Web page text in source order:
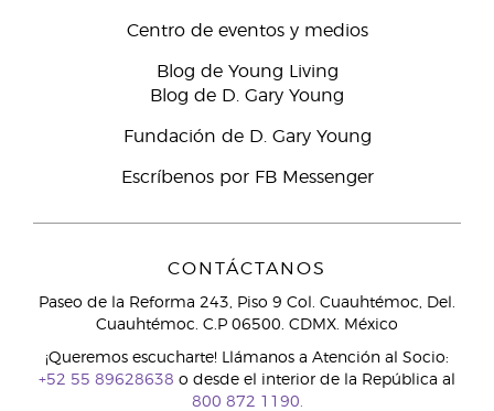
Centro de eventos y medios
Blog de Young Living
Blog de D. Gary Young
Fundación de D. Gary Young
Escríbenos por FB Messenger
CONTÁCTANOS
Paseo de la Reforma 243, Piso 9 Col. Cuauhtémoc, Del.
Cuauhtémoc. C.P 06500. CDMX. México
¡Queremos escucharte! Llámanos a Atención al Socio:
+52 55 89628638 o desde el interior de la República al
800 872 1190.